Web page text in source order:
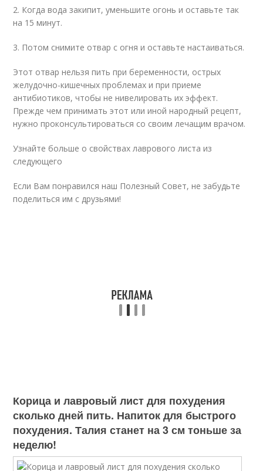
2. Когда вода закипит, уменьшите огонь и оставьте так
на 15 минут.
3. Потом снимите отвар с огня и оставьте настаиваться.
Этот отвар нельзя пить при беременности, острых
желудочно-кишечных проблемах и при приеме
антибиотиков, чтобы не нивелировать их эффект.
Прежде чем принимать этот или иной народный рецепт,
нужно проконсультироваться со своим лечащим врачом.
Узнайте больше о свойствах лаврового листа из
следующего
Если Вам понравился наш Полезный Совет, не забудьте
поделиться им с друзьями!
Корица и лавровый лист для похудения
сколько дней пить. Напиток для быстрого
похудения. Талия станет на 3 см тоньше за
неделю!